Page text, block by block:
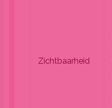
Zichtbaarheid